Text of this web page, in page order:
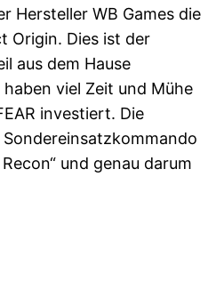
Hersteller WB Games die
Origin. Dies ist der
aus dem Hause
viel Zeit und Mühe
investiert. Die
und genau darum